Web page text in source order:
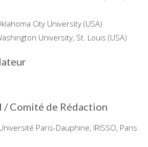
City University (USA)
University, St. Louis (USA)
Comité de Rédaction
Paris-Dauphine, IRISSO, Paris